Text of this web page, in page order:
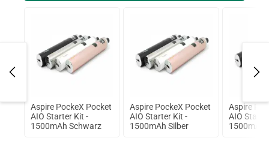
Aspire PockeX Pocket
AIO Starter Kit -
1500mAh Schwarz
Aspire PockeX Pocket
AIO Starter Kit -
1500mAh Silber
Aspire
AIO
1500mAh